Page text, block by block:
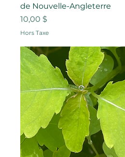
de Nouvelle-Angleterre
Prix
10,00 $
Hors Taxe